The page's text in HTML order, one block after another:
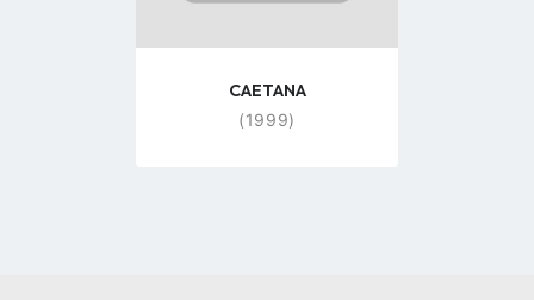
CAETANA
(1999)